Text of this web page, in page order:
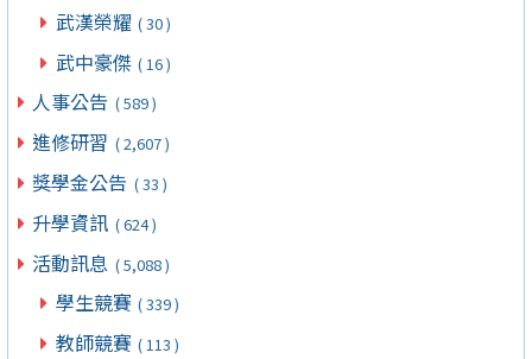
武漢榮耀 ( 30 )
武中豪傑 ( 16 )
人事公告 ( 589 )
進修研習 ( 2,607 )
獎學金公告 ( 33 )
升學資訊 ( 624 )
活動訊息 ( 5,088 )
學生競賽 ( 339 )
教師競賽 ( 113 )